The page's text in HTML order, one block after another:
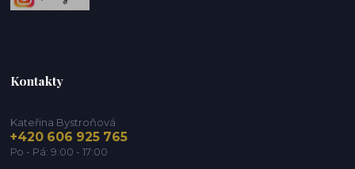
Kontakty
Kateřina Bystroňová
+420 606 925 765
Po - Pá: 9:00 - 17:00